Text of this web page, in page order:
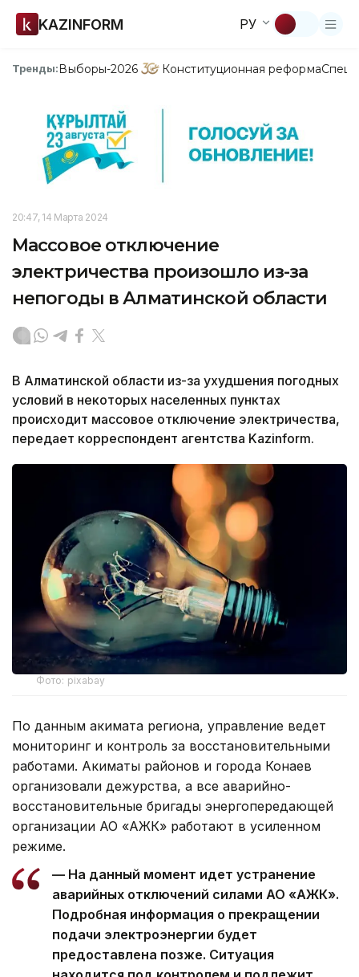
KAZINFORM РУ
Тренды:Выборы-2026 Конституционная реформа
20:47, 14 Марта 2024
Массовое отключение
электричества произошло из-за
непогоды в Алматинской области
В Алматинской области из-за ухудшения погодных
условий в некоторых населенных пунктах
происходит массовое отключение электричества,
передает корреспондент агентства Kazinform.
Фото: pixabay
По данным акимата региона, управление ведет
мониторинг и контроль за восстановительными
работами. Акиматы районов и города Конаев
организовали дежурства, а все аварийно-
восстановительные бригады энергопередающей
организации АО «АЖК» работают в усиленном
режиме.
— На данный момент идет устранение
аварийных отключений силами АО «АЖК».
Подробная информация о прекращении
подачи электроэнергии будет
предоставлена позже. Ситуация